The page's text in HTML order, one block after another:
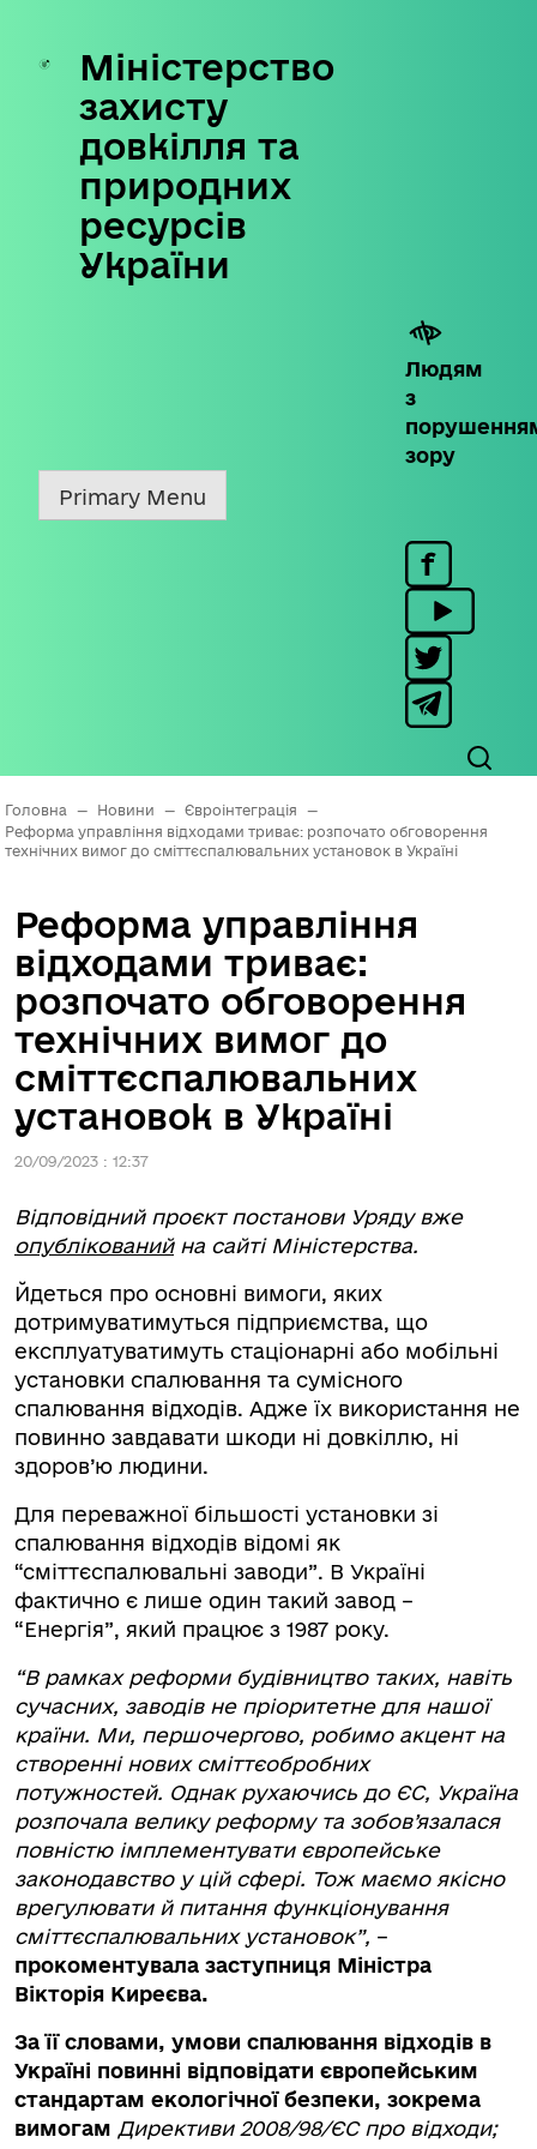
Skip
content
Міністерство
захисту
довкілля та
природних
ресурсів
України
Людям
з
зору
Primary Menu
Головна — Новини — Євроінтеграція
—
Реформа управління відходами триває: розпочато обговорення
технічних вимог до сміттєспалювальних установок в Україні
Реформа управління
відходами триває:
розпочато обговорення
технічних вимог до
сміттєспалювальних
установок в Україні
20/09/2023 : 12:37
Відповідний проєкт постанови Уряду вже
опублікованийна сайті Міністерства.
Йдеться про основні вимоги, яких
дотримуватимуться підприємства, що
експлуатуватимуть стаціонарні або мобільні
установки спалювання та сумісного
спалювання відходів. Адже їх використання не
повинно завдавати шкоди ні довкіллю, ні
здоров’ю людини.
Для переважної більшості установки зі
спалювання відходів відомі як
“сміттєспалювальні заводи”. В Україні
фактично є лише один такий завод –
“Енергія”, який працює з 1987 року.
“В рамках реформи будівництво таких, навіть
сучасних, заводів не пріоритетне для нашої
країни. Ми, першочергово, робимо акцент на
створенні нових сміттєобробних
потужностей. Однак рухаючись до ЄС, Україна
розпочала велику реформу та зобов’язалася
повністю імплементувати європейське
законодавство у цій сфері. Тож маємо якісно
врегулювати й питання функціонування
сміттєспалювальних установок”, –
прокоментувала заступниця Міністра
Вікторія Киреєва.
За її словами, умови спалювання відходів в
Україні повинні відповідати європейським
стандартам екологічної безпеки, зокрема
вимогам Директиви 2008/98/ЄС про відходи;